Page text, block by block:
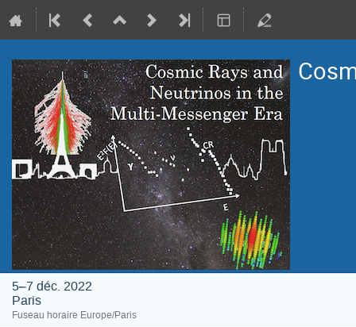
5–7 déc. 2022
Paris
Fuseau horaire Europe/Paris